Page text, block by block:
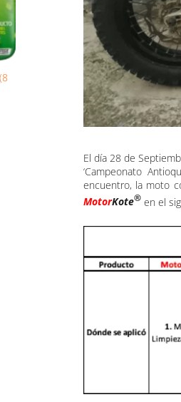
El día 28 de
‘Campeonato
encuentro, la moto
MotorKote® en el